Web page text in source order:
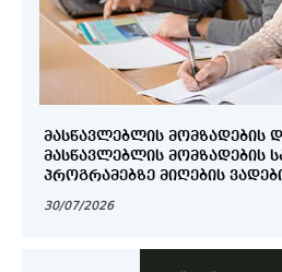
ᲛᲐᲡᲬᲐᲕᲚᲔᲑᲚᲘᲡ ᲛᲝᲛᲖᲐᲓᲔᲑᲘᲡ
ᲛᲐᲡᲬᲐᲕᲚᲔᲑᲚᲘᲡ ᲛᲝᲛᲖᲐᲓᲔᲑᲘᲡ
ᲞᲠᲝᲒᲠᲐᲛᲔᲑᲖᲔ ᲛᲘᲦᲔᲑᲘᲡ
30/07/2026